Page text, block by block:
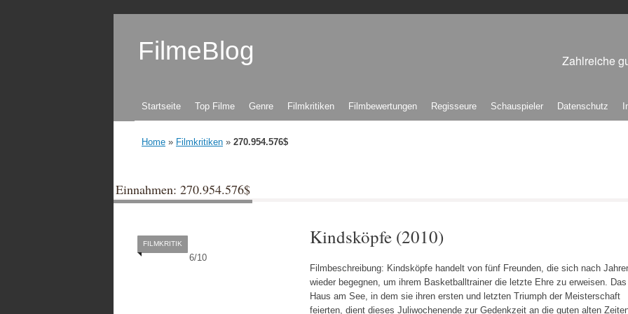
FilmeBlog Zahlreiche
Zum Inhalt springen
Startseite Top Filme Genre Filmkritiken Filmbewertungen Regisseure Schauspieler Datenschutz
Home » Filmkritiken » 270.954.576$
Einnahmen: 270.954.576$
6/10
FILMKRITIK Kindsköpfe (2010)
Filmbeschreibung: Kindsköpfe handelt von fünf Freunden, die sich nach
wieder begegnen, um ihrem Basketballtrainer die letzte Ehre zu erweisen. Das
Haus am See, in dem sie ihren ersten und letzten Triumph der Meisterschaft
feierten, dient dieses Juliwochenende zur Gedenkzeit an die guten alten